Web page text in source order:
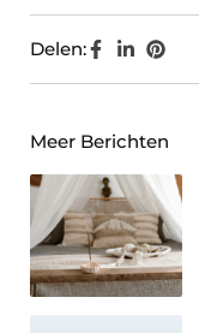
Delen:
Meer Berichten